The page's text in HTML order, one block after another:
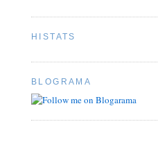
HISTATS
BLOGRAMA